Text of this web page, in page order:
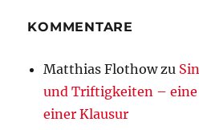
KOMMENTARE
Matthias Flothowzu
und Triftigkeiten – eine
einer Klausur